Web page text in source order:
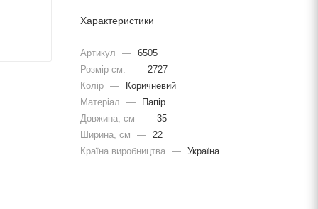
Характеристики
Артикул — 6505
Розмір см.
—
2727
Колір —
Коричневий
Матеріал
—
Папір
Довжина, cм
— 35
Ширина, cм
—
22
Країна виробництва — Україна